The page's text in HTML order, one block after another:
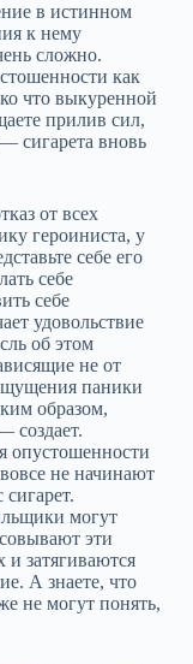
в истинном
к нему
сложно.
как
что выкуренной
прилив сил,
сигарета вновь
от всех
героиниста, у
себе его
себе
себе
удовольствие
об этом
не от
паники
образом,
создает.
не начинают
сигарет.
могут
эти
затягиваются
А знаете, что
не могут понять,